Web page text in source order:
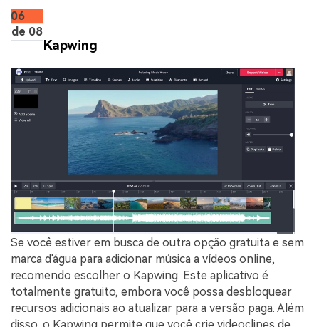
06
de 08
Kapwing
Se você estiver em busca de outra opção gratuita e sem
marca d'água para adicionar música a vídeos online,
recomendo escolher o Kapwing. Este aplicativo é
totalmente gratuito, embora você possa desbloquear
recursos adicionais ao atualizar para a versão paga. Além